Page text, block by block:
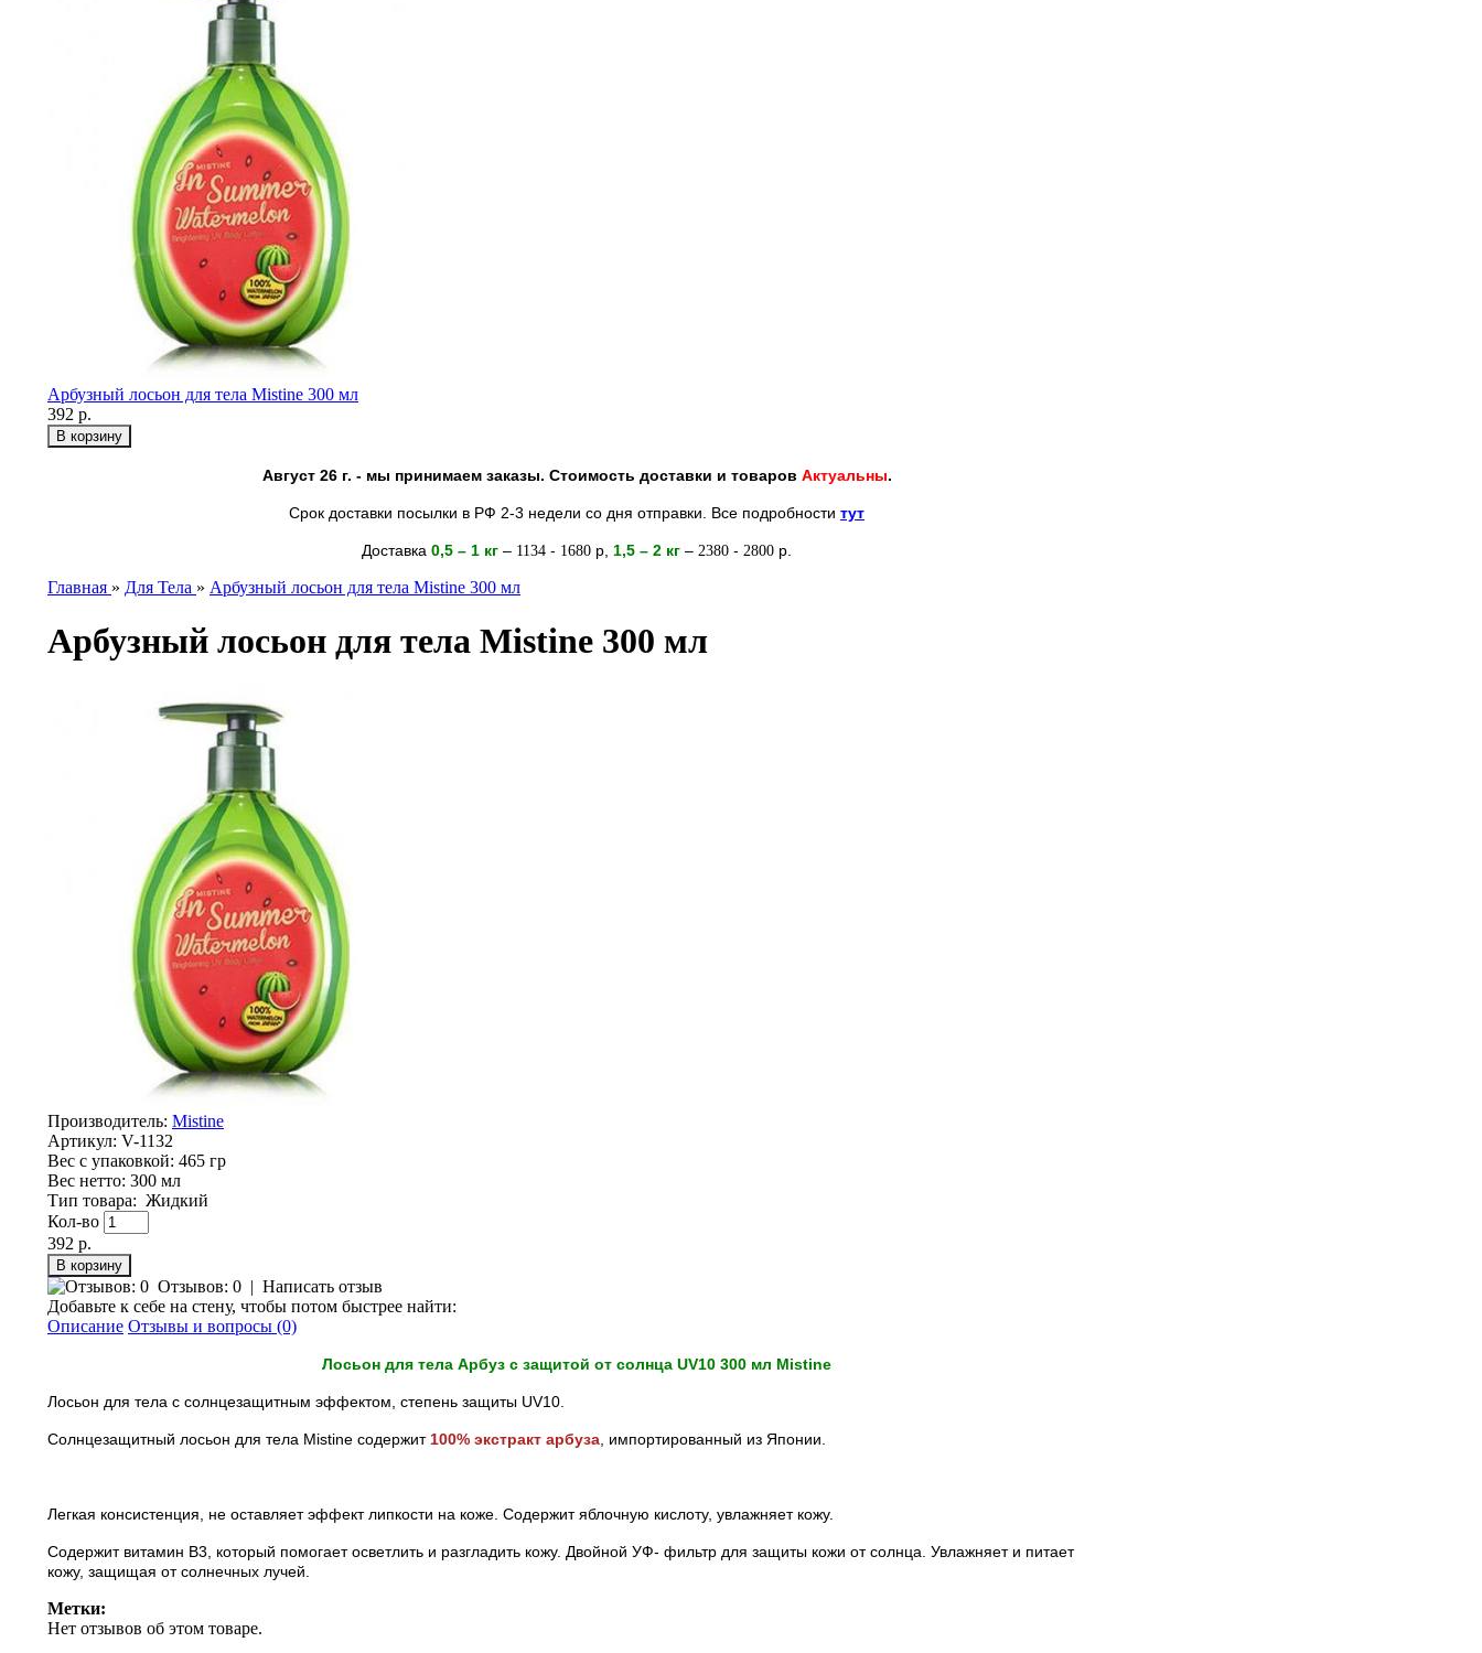
Арбузный лосьон для тела Mistine 300 мл
392 р.
Август 26 г. - мы принимаем заказы. Стоимость доставки и товаров Актуальны.
Срок доставки посылки в РФ 2-3 недели со дня отправки. Все подробности тут
Доставка 0,5 – 1 кг – 1134 - 1680 р 1,5 – 2 кг – 2380 - 2800 р.
Главная » Для Тела » Арбузный лосьон для тела Mistine 300 мл
Арбузный лосьон для тела Mistine 300 мл
Производитель: Mistine
Артикул: V-1132
Вес с упаковкой: 465 гр
Вес нетто: 300 мл
Тип товара: Жидкий
Кол-во
392 р.
Отзывов: 0 | Написать отзыв
Добавьте к себе на стену, чтобы потом быстрее найти:
Описание Отзывы и вопросы (0)
Лосьон для тела Арбуз с защитой от солнца UV10 300 мл Mistine
Лосьон для тела с солнцезащитным эффектом, степень защиты UV10.
Солнцезащитный лосьон для тела Mistine содержит 100% экстракт арбуза , импортированный из Японии.
Легкая консистенция, не оставляет эффект липкости на коже. Содержит яблочную кислоту, увлажняет кожу.
Содержит витамин В3, который помогает осветлить и разгладить кожу. Двойной УФ- фильтр для защиты кожи от солнца. Увлажняет и питает
кожу, защищая от солнечных лучей.
Метки:
Нет отзывов об этом товаре.